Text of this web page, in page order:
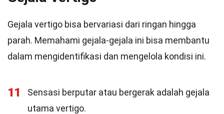
Gejala vertigo bisa bervariasi dari ringan hingga
parah. Memahami gejala-gejala ini bisa membantu
dalam mengidentifikasi dan mengelola kondisi ini.
11
Sensasi berputar atau bergerak adalah gejala
utama vertigo.